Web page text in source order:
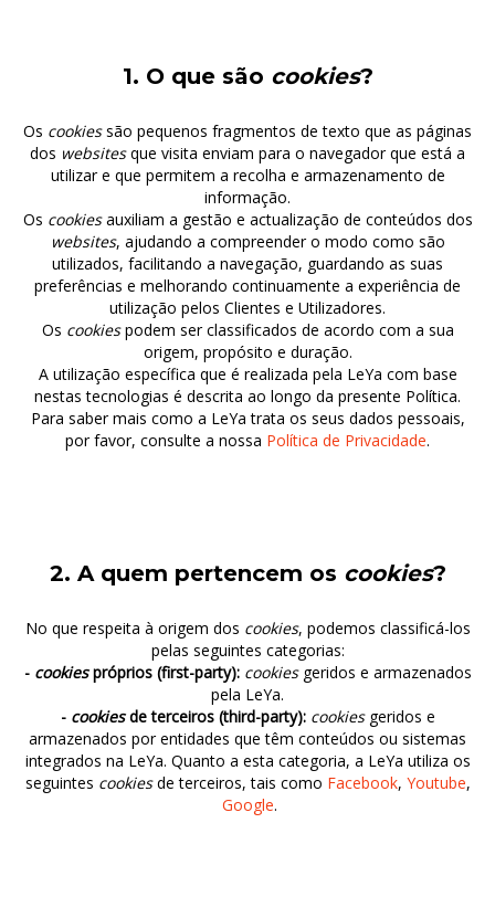
1. O que são cookies?
Os cookiessão pequenos fragmentos de texto que as páginas
dos websitesque visita enviam para o navegador que está a
utilizar e que permitem a recolha e armazenamento de
informação.
Os cookiesauxiliam a gestão e actualização de conteúdos dos
websites, ajudando a compreender o modo como são
utilizados, facilitando a navegação, guardando as suas
preferências e melhorando continuamente a experiência de
utilização pelos Clientes e Utilizadores.
Os cookiespodem ser classificados de acordo com a sua
origem, propósito e duração.
A utilização específica que é realizada pela LeYa com base
nestas tecnologias é descrita ao longo da presente Política.
Para saber mais como a LeYa trata os seus dados pessoais,
por favor, consulte a nossa Política de Privacidade.
2. A quem pertencem os cookies?
No que respeita à origem dos cookies, podemos classificá-los
pelas seguintes categorias:
- cookiespróprios (first-party): cookiesgeridos e armazenados
pela LeYa.
- cookiesde terceiros (third-party): cookiesgeridos e
armazenados por entidades que têm conteúdos ou sistemas
integrados na LeYa. Quanto a esta categoria, a LeYa utiliza os
seguintes cookiesde terceiros, tais como Facebook, Youtube,
Google.